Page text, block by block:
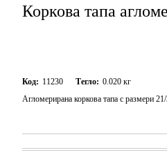
Коркова тапа
Код: 11230 Тегло: 0.020 кг
Агломерирана коркова тапа с размери